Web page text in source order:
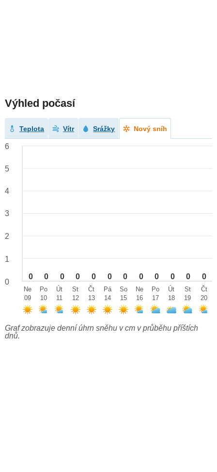
Výhled počasí
Teplota Vítr Srážky Nový sníh
0 0 0 0 0 0 0 0 0 0 0 0
6
5
4
3
2
1
0
Ne
09
Po
10
Út
11
St
12
Čt
13
Pá
14
So
15
Ne
16
Po
17
Út
18
St
19
Čt
20
Graf zobrazuje denní úhrn sněhu v cm v průběhu příštích
dnů.